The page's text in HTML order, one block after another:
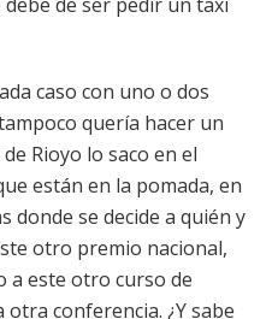
caso con uno o dos
quería hacer un
Rioyo lo saco en el
están en la pomada, en
donde se decide a quién y
otro premio nacional,
a este otro curso de
conferencia. ¿Y sabe